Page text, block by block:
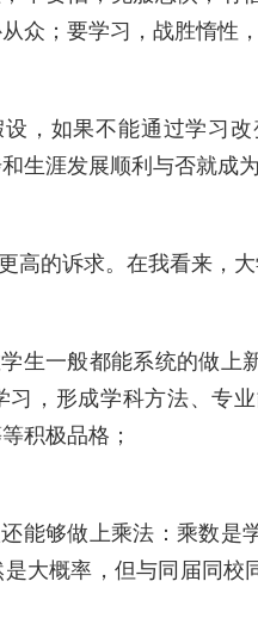
众；要学习，战胜惰性，
，如果不能通过学习
生涯发展顺利与否就成
高的诉求。在我看来，
生一般都能系统的做上
习，形成学科方法、专
积极品格；
能够做上乘法：乘数是
大概率，但与同届同